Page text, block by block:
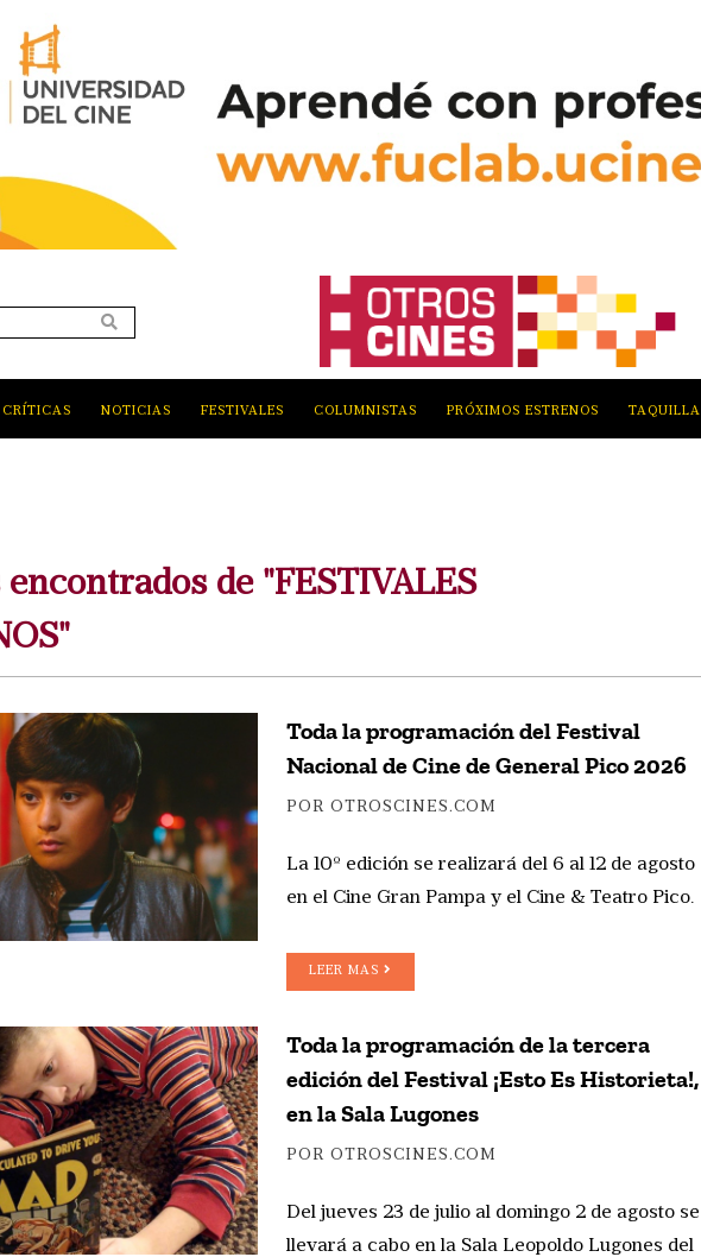
CRÍTICAS NOTICIAS FESTIVALES COLUMNISTAS PRÓXIMOS ESTRENOS TAQUILLA
de "FESTIVALES
Toda la programación del Festival
Nacional de Cine de General Pico 2026
POR OTROSCINES.COM
La 10º edición se realizará del 6 al 12 de agosto
en el Cine Gran Pampa y el Cine & Teatro Pico.
LEER MAS
Toda la programación de la tercera
edición del Festival ¡Esto Es Historieta!,
en la Sala Lugones
POR OTROSCINES.COM
Del jueves 23 de julio al domingo 2 de agosto se
llevará a cabo en la Sala Leopoldo Lugones del